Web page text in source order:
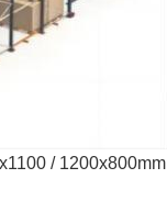
/ 1200x800mm